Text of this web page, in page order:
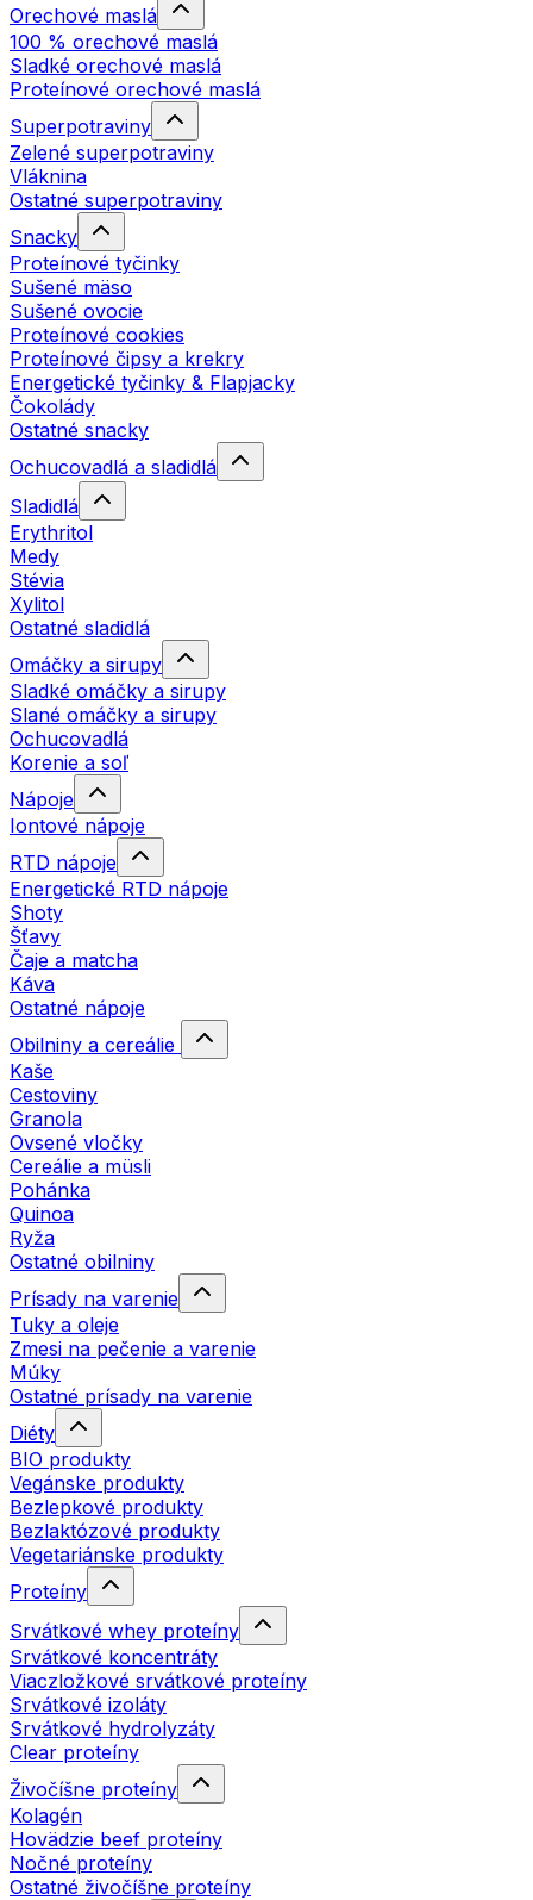
Orechové maslá
100 % orechové maslá
Sladké orechové maslá
Proteínové orechové maslá
Superpotraviny
Zelené superpotraviny
Vláknina
Ostatné superpotraviny
Snacky
Proteínové tyčinky
Sušené mäso
Sušené ovocie
Proteínové cookies
Proteínové čipsy a krekry
Energetické tyčinky & Flapjacky
Čokolády
Ostatné snacky
Ochucovadlá a sladidlá
Sladidlá
Erythritol
Medy
Stévia
Xylitol
Ostatné sladidlá
Omáčky a sirupy
Sladké omáčky a sirupy
Slané omáčky a sirupy
Ochucovadlá
Korenie a soľ
Nápoje
Iontové nápoje
RTD nápoje
Energetické RTD nápoje
Shoty
Šťavy
Čaje a matcha
Káva
Ostatné nápoje
Obilniny a cereálie
Kaše
Cestoviny
Granola
Ovsené vločky
Cereálie a müsli
Pohánka
Quinoa
Ryža
Ostatné obilniny
Prísady na varenie
Tuky a oleje
Zmesi na pečenie a varenie
Múky
Ostatné prísady na varenie
Diéty
BIO produkty
Vegánske produkty
Bezlepkové produkty
Bezlaktózové produkty
Vegetariánske produkty
Proteíny
Srvátkové whey proteíny
Srvátkové koncentráty
Viaczložkové srvátkové proteíny
Srvátkové izoláty
Srvátkové hydrolyzáty
Clear proteíny
Živočíšne proteíny
Kolagén
Hovädzie beef proteíny
Nočné proteíny
Ostatné živočíšne proteíny